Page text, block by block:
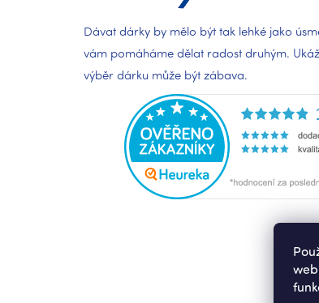
Dávat dárky by mělo být tak lehké jako
vám pomáháme dělat radost druhým.
výběr dárku může být zábava.